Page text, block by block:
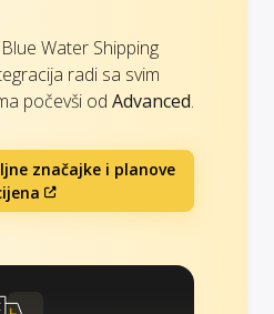
Water Shipping
radi sa svim
počevši od Advanced.
značajke i planove